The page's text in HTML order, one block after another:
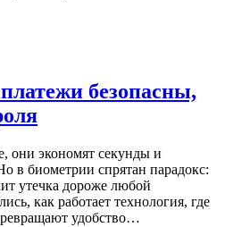
безопасны,
они экономят секунды и
в биометрии спрятан парадокс:
утечка дороже любой
как работает технология, где
удобство…